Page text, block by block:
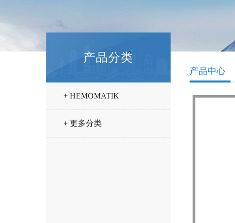
产品分类
+ HEMOMATIK
+ 更多分类
产品中心